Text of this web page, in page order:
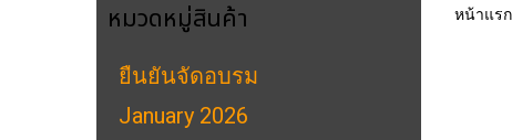
หน้าแรก
หมวดหมู่สินค้า
ยืนยันจัดอบรม
January 2026